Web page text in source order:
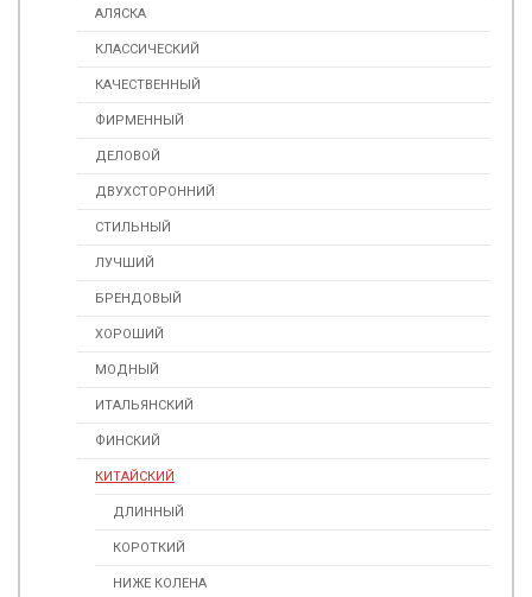
АЛЯСКА
КЛАССИЧЕСКИЙ
КАЧЕСТВЕННЫЙ
ФИРМЕННЫЙ
ДЕЛОВОЙ
ДВУХСТОРОННИЙ
СТИЛЬНЫЙ
ЛУЧШИЙ
БРЕНДОВЫЙ
ХОРОШИЙ
МОДНЫЙ
ИТАЛЬЯНСКИЙ
ФИНСКИЙ
КИТАЙСКИЙ
ДЛИННЫЙ
КОРОТКИЙ
НИЖЕ КОЛЕНА